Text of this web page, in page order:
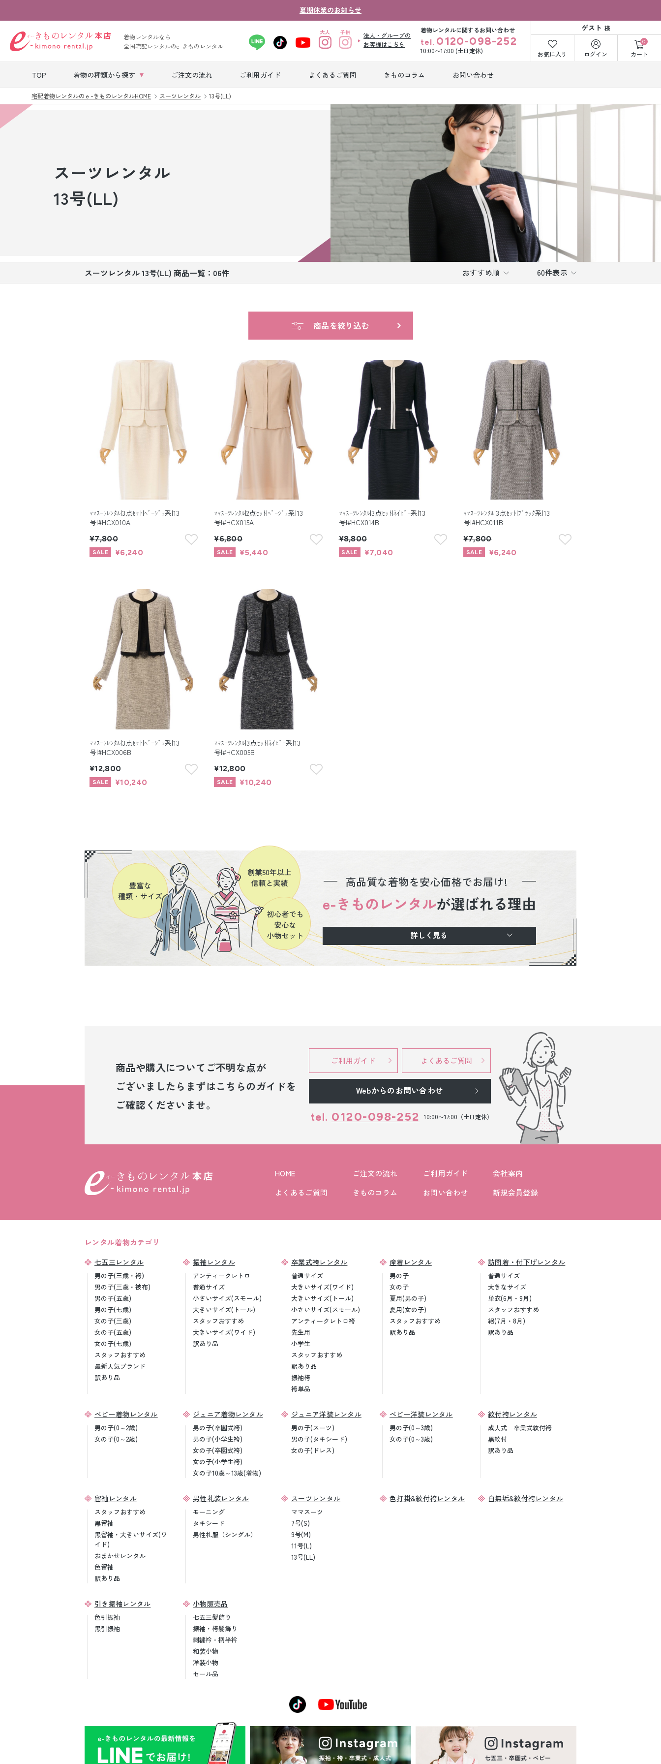
夏期休業のお知らせ
着物レンタルなら
全国宅配レンタルのe-きものレンタル
法人・グループの
お客様はこちら
着物レンタルに関するお問い合わせ
tel. 0120-098-252
10:00〜17:00 (土日定休)
ゲスト 様
お気に入り ログイン
0
カート
TOP 着物の種類から探す ご注文の流れ ご利用ガイド よくあるご質問 きものコラム お問い合わせ
七五三レンタル 振袖レンタル
ル
レンタル
ベビー洋装レン
タル
スーツレンタル
色打掛&紋付袴
白無垢&紋付袴
レンタル
宅配着物レンタルのｅ-きものレンタルHOME スーツレンタル 13号(LL)
スーツレンタル
13号(LL)
スーツレンタル 13号(LL) 商品一覧：06件 おすすめ順 60件表示
商品を絞り込む
ﾏﾏｽｰﾂﾚﾝﾀﾙ|3点ｾｯﾄ|ﾍﾞｰｼﾞｭ系|13
号|#HCX010A
¥7,800
¥6,240
ﾏﾏｽｰﾂﾚﾝﾀﾙ|2点ｾｯﾄ|ﾍﾞｰｼﾞｭ系|13
号|#HCX015A
¥6,800
¥5,440
ﾏﾏｽｰﾂﾚﾝﾀﾙ|3点ｾｯﾄ|ﾈｲﾋﾞｰ系|13
号|#HCX014B
¥8,800
¥7,040
ﾏﾏｽｰﾂﾚﾝﾀﾙ|3点ｾｯﾄ|ﾌﾞﾗｯｸ系|13
号|#HCX011B
¥7,800
¥6,240
ﾏﾏｽｰﾂﾚﾝﾀﾙ|3点ｾｯﾄ|ﾍﾞｰｼﾞｭ系|13
号|#HCX006B
¥12,800
¥10,240
ﾏﾏｽｰﾂﾚﾝﾀﾙ|3点ｾｯﾄ|ﾈｲﾋﾞｰ系|13
号|#HCX005B
¥12,800
¥10,240
高品質な着物を安心価格でお届け!
e-きものレンタルが選ばれる理由
詳しく見る
商品や購入について ご不明な点が
ございましたら まずはこちらのガイドを
ご確認くださいませ。
ご利用ガイド よくあるご質問
Webからのお問い合わせ
tel. 0120-098-252 10:00〜17:00（土日定休）
HOME ご注文の流れ ご利用ガイド
会社案内
よくあるご質問
きものコラム お問い合わせ 新規会員登録
レンタル着物カテゴリ
七五三レンタル
男の子(三歳・袴)
男の子(三歳・被布)
男の子(五歳)
男の子(七歳)
女の子(三歳)
女の子(五歳)
女の子(七歳)
スタッフおすすめ
最新人気ブランド
訳あり品
振袖レンタル
アンティークレトロ
普通サイズ
小さいサイズ(スモール)
大きいサイズ(トール)
スタッフおすすめ
大きいサイズ(ワイド)
訳あり品
卒業式袴レンタル
普通サイズ
大きいサイズ(ワイド)
大きいサイズ(トール)
小さいサイズ(スモール)
アンティークレトロ袴
先生用
小学生
スタッフおすすめ
訳あり品
振袖袴
袴単品
産着レンタル
男の子
女の子
夏用(男の子)
夏用(女の子)
スタッフおすすめ
訳あり品
訪問着・付下げレンタル
普通サイズ
大きなサイズ
単衣(6月・9月)
スタッフおすすめ
絽(7月・8月)
訳あり品
ベビー着物レンタル
男の子(0～2歳)
女の子(0～2歳)
ジュニア着物レンタル
男の子(卒園式袴)
男の子(小学生袴)
女の子(卒園式袴)
女の子(小学生袴)
女の子10歳～13歳(着物)
ジュニア洋装レンタル
男の子(スーツ)
男の子(タキシード)
女の子(ドレス)
ベビー洋装レンタル
男の子(0～3歳)
女の子(0～3歳)
紋付袴レンタル
成人式 卒業式紋付袴
黒紋付
訳あり品
留袖レンタル
スタッフおすすめ
黒留袖
黒留袖・大きいサイズ(ワ
イド)
おまかせレンタル
色留袖
訳あり品
男性礼装レンタル
モーニング
タキシード
男性礼服（シングル）
スーツレンタル
ママスーツ
7号(S)
9号(M)
11号(L)
13号(LL)
色打掛&紋付袴レンタル 白無垢&紋付袴レンタル
引き振袖レンタル
色引振袖
黒引振袖
小物販売品
七五三髪飾り
振袖・袴髪飾り
刺繍衿・柄半衿
和装小物
洋装小物
セール品